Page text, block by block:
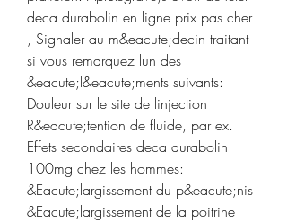
deca durabolin en ligne prix pas cher
, Signaler au m&eacute;decin traitant
si vous remarquez lun des
&eacute;l&eacute;ments suivants:
Douleur sur le site de linjection
R&eacute;tention de fluide, par ex.
Effets secondaires deca durabolin
100mg chez les hommes:
&Eacute;largissement du p&eacute;nis
&Eacute;largissement de la poitrine